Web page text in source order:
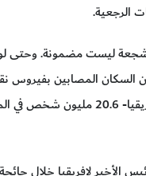
الرجعية.
ليست مضمونة. وحتى
من 40٪ من السكان المصابين
جنوب وشرق إفريقيا- 20.6